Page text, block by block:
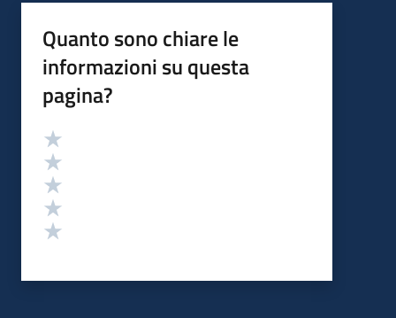
Quanto sono chiare le
informazioni su questa
pagina?
Valutazione